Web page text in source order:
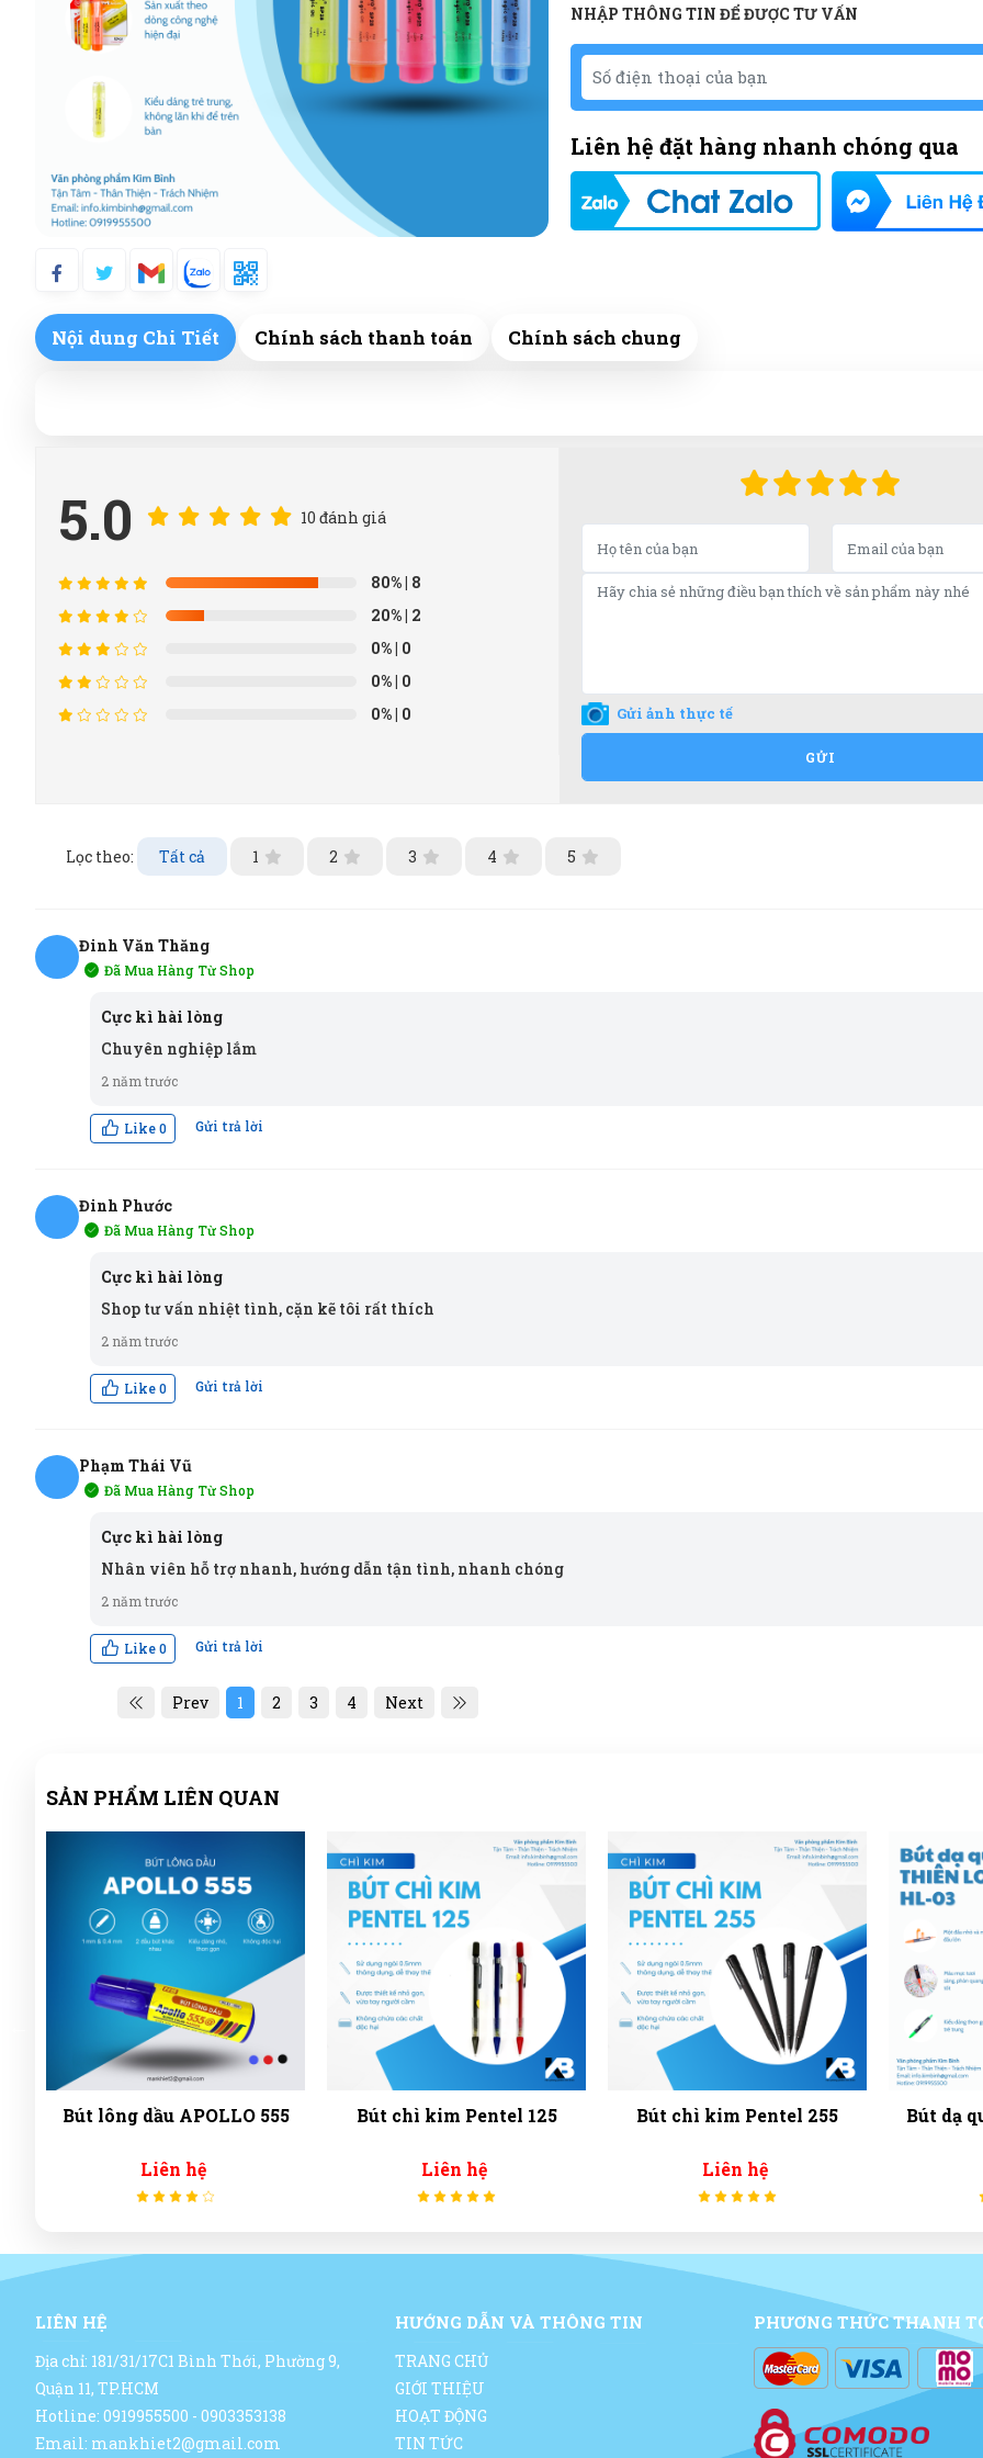
NHẬP THÔNG TIN ĐỂ ĐƯỢC TƯ VẤN
Liên hệ đặt hàng nhanh chóng qua
Nội dung Chi Tiết Chính sách thanh toán Chính sách chung
5.0 10 đánh giá
80%| 8
20%| 2
0%| 0
0%| 0
0%| 0 Gửi ảnh thực tế
GỬI
Lọc theo: Tất cả 1 2 3 4 5
Đinh Văn Thăng
Đã Mua Hàng Từ Shop
Cực kì hài lòng
Chuyên nghiệp lắm
2 năm trước
Like0 Gửi trả lời
Đinh Phước
Đã Mua Hàng Từ Shop
Cực kì hài lòng
Shop tư vấn nhiệt tình, cặn kẽ tôi rất thích
2 năm trước
Like0 Gửi trả lời
Phạm Thái Vũ
Đã Mua Hàng Từ Shop
Cực kì hài lòng
Nhân viên hỗ trợ nhanh, hướng dẫn tận tình, nhanh chóng
2 năm trước
Like0 Gửi trả lời
Prev 1 2 3 4 Next
SẢN PHẨM LIÊN QUAN
Bút lông dầu APOLLO 555
Liên hệ
Bút chì kim Pentel 125
Liên hệ
Bút chì kim Pentel 255
Liên hệ
Bút dạ
LIÊN HỆ
Địa chỉ: 181/31/17C1 Bình Thới, Phường 9,
Quận 11, TP.HCM
Hotline: 0919955500 - 0903353138
Email: mankhiet2@gmail.com
HƯỚNG DẪN VÀ THÔNG TIN
TRANG CHỦ
GIỚI THIỆU
HOẠT ĐỘNG
TIN TỨC
PHƯƠNG THỨC THANH